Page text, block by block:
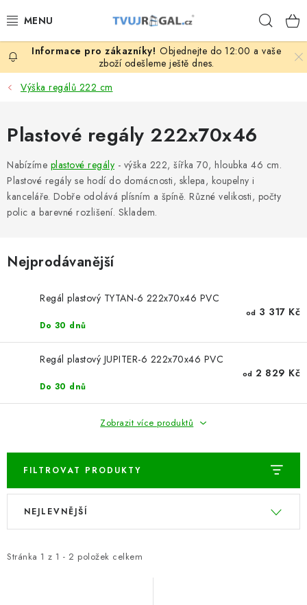
na
ZBOŽÍ ZA NÁKUPNÍ CENY
REGÁLY PODLE ROZMĚRŮ MATERIÁLU A SÉRIÍ
NEREZOVÉ A GASTRO PRODUKTY
KOVOVÉ STOLOVÉ NOHY
ZAHRADA, OKOLÍ DOMU
FIRMA, GARÁŽ, DÍLNA, SKLEP
PARKOVACÍ BLOKÁDY
AKCE A SLEVY
HODNOCENÍ OBCHODU
ČASTO KLADENÉ DOTAZY
NAPIŠTE NÁM
Objednejte do 12:00 a vaše
zboží odešleme ještě dnes.
Výška regálů 222 cm
Plastové regály 222x70x46
Nabízíme plastové regály - výška 222, šířka 70, hloubka 46 cm.
Plastové regály se hodí do domácnosti, sklepa, koupelny i
kanceláře. Dobře odolává plísním a špíně. Různé velikosti, počty
polic a barevné rozlišení. Skladem.
Nejprodávanější
Regál plastový TYTAN-6 222x70x46 PVC
Do 30 dnů
od 3 317 Kč
Regál plastový JUPITER-6 222x70x46 PVC
Do 30 dnů
od 2 829 Kč
Zobrazit více produktů
FILTROVAT PRODUKTY
V
i
Stránka 1 z 1 - 2 položek celkem
Ř
e
NEJLEVNĚJŠÍ